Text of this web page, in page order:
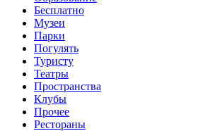
Бесплатно
Музеи
Парки
Погулять
Туристу
Театры
Пространства
Клубы
Прочее
Рестораны